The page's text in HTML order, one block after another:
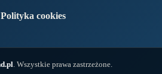
Polityka cookies
. Wszystkie prawa zastrzeżone.